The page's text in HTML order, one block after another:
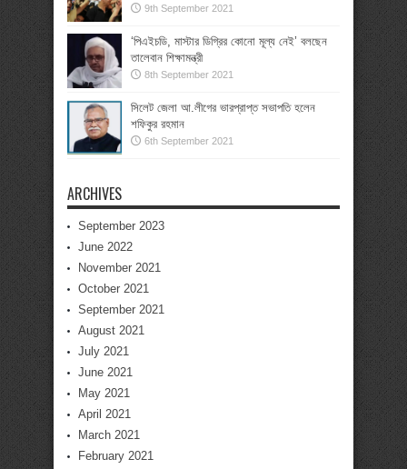
9th September 2021
‘পিএইচডি, মাস্টার ডিগ্রির কোনো মূল্য নেই’ বলছেন
তালেবান শিক্ষামন্ত্রী
8th September 2021
সিলেট জেলা আ.লীগের ভারপ্রাপ্ত সভাপতি হলেন
শফিকুর রহমান
6th September 2021
ARCHIVES
September 2023
June 2022
November 2021
October 2021
September 2021
August 2021
July 2021
June 2021
May 2021
April 2021
March 2021
February 2021